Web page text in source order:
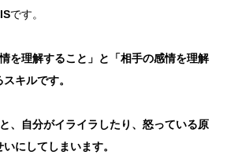
です。
を理解すること」と「相手の感情を理解
キルです。
、自分がイライラしたり、怒っている原
にしてしまいます。